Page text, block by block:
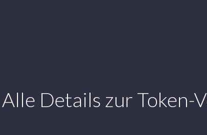
Details zur Token-